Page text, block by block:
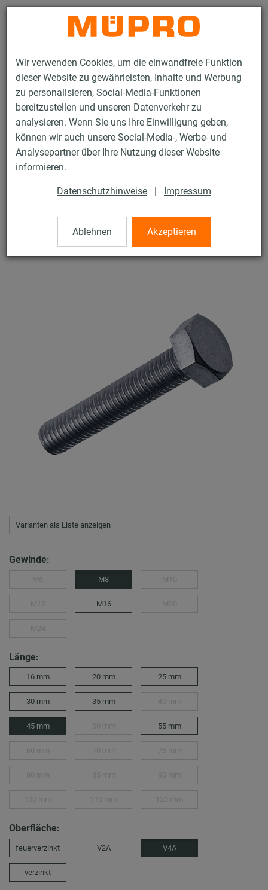
Wir verwenden Cookies, um die einwandfreie Funktion
dieser Website zu gewährleisten, Inhalte und Werbung
zu personalisieren, Social-Media-Funktionen
bereitzustellen und unseren Datenverkehr zu
analysieren. Wenn Sie uns Ihre Einwilligung geben,
können wir auch unsere Social-Media-, Werbe- und
Analysepartner über Ihre Nutzung dieser Website
informieren.
Datenschutzhinweise | Impressum
Ablehnen Akzeptieren
Kontakt
Produkte Befestigungstechnik
Montageteile
Sechskantschrauben
Sechskantschrauben
V4A Sechskantschraube, DIN 933, M8 x 45 mm
Varianten als Liste anzeigen
Gewinde:
M8
M16
Länge:
16 mm 20 mm 25 mm
30 mm 35 mm
45 mm 55 mm
Oberfläche:
feuerverzinkt V2A V4A
verzinkt